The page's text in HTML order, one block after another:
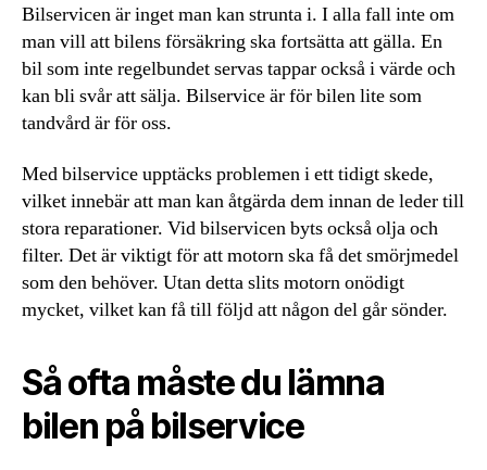
Bilservicen är inget man kan strunta i. I alla fall inte om
man vill att bilens försäkring ska fortsätta att gälla. En
bil som inte regelbundet servas tappar också i värde och
kan bli svår att sälja. Bilservice är för bilen lite som
tandvård är för oss.
Med bilservice upptäcks problemen i ett tidigt skede,
vilket innebär att man kan åtgärda dem innan de leder till
stora reparationer. Vid bilservicen byts också olja och
filter. Det är viktigt för att motorn ska få det smörjmedel
som den behöver. Utan detta slits motorn onödigt
mycket, vilket kan få till följd att någon del går sönder.
Så ofta måste du lämna
bilen på bilservice